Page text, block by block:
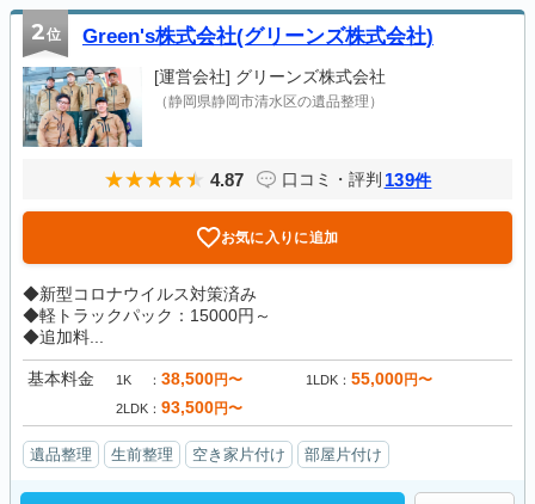
2位 Green's株式会社(グリーンズ株式会社)
[運営会社] グリーンズ株式会社
（静岡県静岡市清水区の遺品整理）
4.87 口コミ・評判 139件
お気に入りに追加
◆新型コロナウイルス対策済み
◆軽トラックパック：15000円～
◆追加料...
基本料金 1K 38,500円〜 1LDK 55,000円〜
2LDK 93,500円〜
遺品整理 生前整理 空き家片付け 部屋片付け